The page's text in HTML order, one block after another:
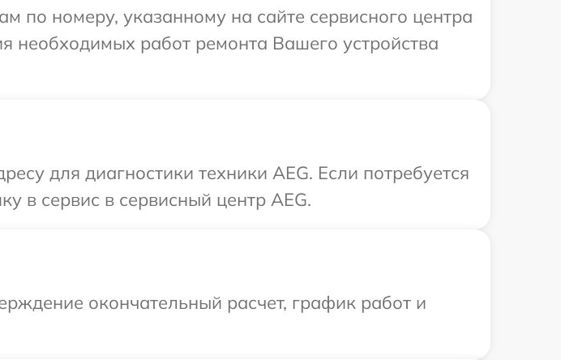
по номеру, указанному на сайте сервисного центра
необходимых работ ремонта Вашего устройства
для диагностики техники AEG. Если потребуется
в сервис в сервисный центр AEG.
окончательный расчет, график работ и